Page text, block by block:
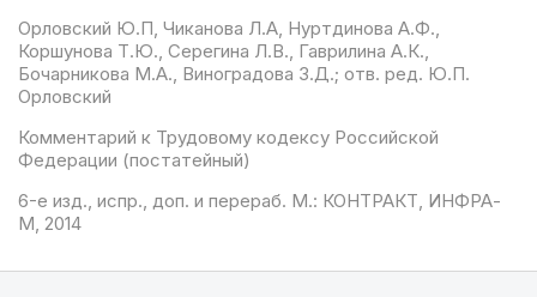
Орловский Ю.П, Чиканова Л.А, Нуртдинова А.Ф.,
Коршунова Т.Ю., Серегина Л.В., Гаврилина А.К.,
Бочарникова М.А., Виноградова З.Д.; отв. ред. Ю.П.
Орловский
Комментарий к Трудовому кодексу Российской
Федерации (постатейный)
6-е изд., испр., доп. и перераб. М.: КОНТРАКТ, ИНФРА-
М, 2014